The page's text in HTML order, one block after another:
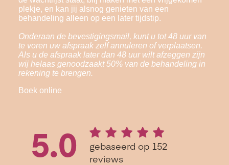
plekje, en kan jij alsnog genieten van een
behandeling alleen op een later tijdstip.
Onderaan de bevestigingsmail, kunt u tot 48 uur van
te voren uw afspraak zelf annuleren of verplaatsen.
Als u de afspraak later dan 48 uur wilt afzeggen zijn
wij helaas genoodzaakt 50% van de behandeling in
rekening te brengen.
Boek online